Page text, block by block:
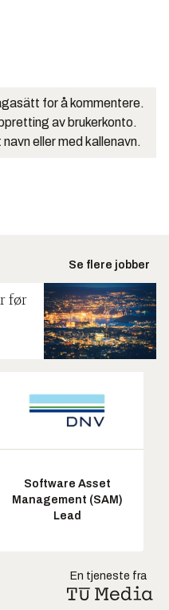
for å kommentere.
av brukerkonto.
eller med kallenavn.
Se flere jobber
før
Software Asset
Management (SAM)
Lead
En tjeneste fra